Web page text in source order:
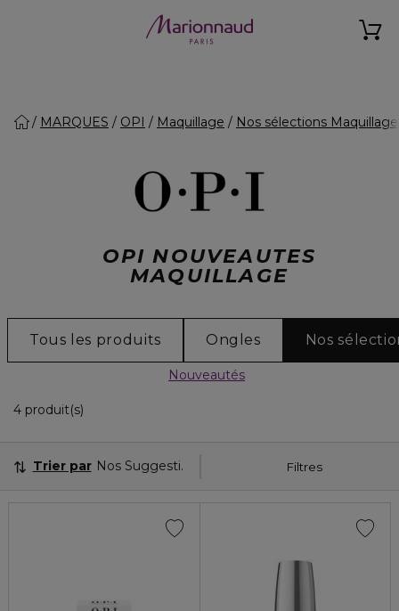
MARQUES OPI Maquillage Nos sélections Maquillage
OPI NOUVEAUTES
MAQUILLAGE
Tous les produits Ongles Nos
Nouveautés
4 produit(s)
Filtres
Trier par Nos Suggestions